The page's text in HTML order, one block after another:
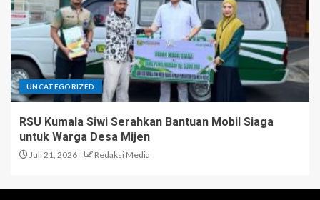
UNCATEGORIZED
RSU Kumala Siwi Serahkan Bantuan Mobil Siaga
untuk Warga Desa Mijen
Juli 21, 2026 Redaksi Media